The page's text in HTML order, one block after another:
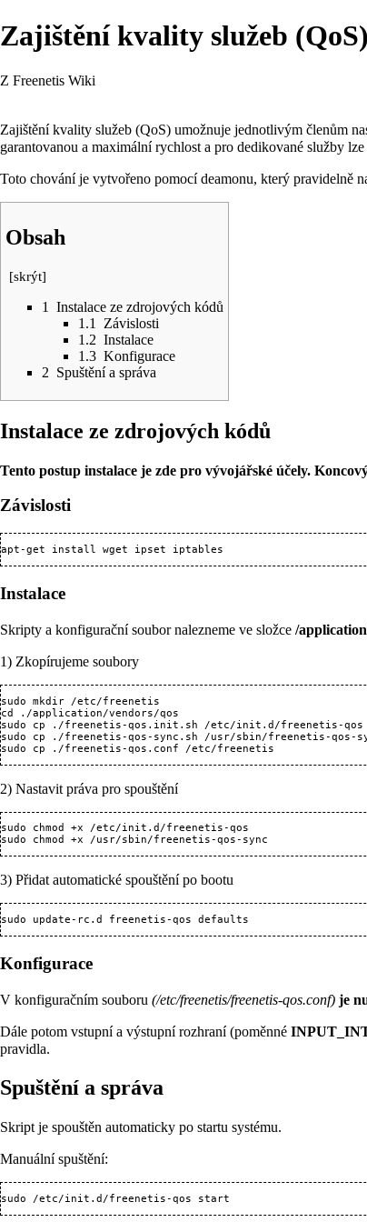
Zajištění kvality služeb (QoS)
Z Freenetis Wiki
Zajištění kvality služeb (QoS) umožnuje jednotlivým členům
garantovanou a maximální rychlost a pro dedikované služby
Toto chování je vytvořeno pomocí deamonu, který pravidelně
Obsah
[skrýt]
1
Instalace ze zdrojových kódů
1.1
Závislosti
1.2 Instalace
1.3 Konfigurace
2 Spuštění a správa
Instalace ze zdrojových kódů
Tento postup instalace je zde pro vývojářské účely.
Závislosti
Instalace
Skripty a konfigurační soubor nalezneme ve složce /
1) Zkopírujeme soubory
sudo mkdir /etc/freenetis
cd ./application/vendors/qos
sudo cp ./freenetis-qos.init.sh /etc/init.d/freenetis-qos
sudo cp ./freenetis-qos-sync.sh /usr/sbin/freenetis-qos-
2) Nastavit práva pro spouštění
sudo chmod +x /etc/init.d/freenetis-qos
3) Přidat automatické spouštění po bootu
Konfigurace
V konfiguračním souboru (/etc/freenetis/freenetis-qos.conf) je
Dále potom vstupní a výstupní rozhraní (poměnné
pravidla.
Spuštění a správa
Skript je spouštěn automaticky po startu systému.
Manuální spuštění: